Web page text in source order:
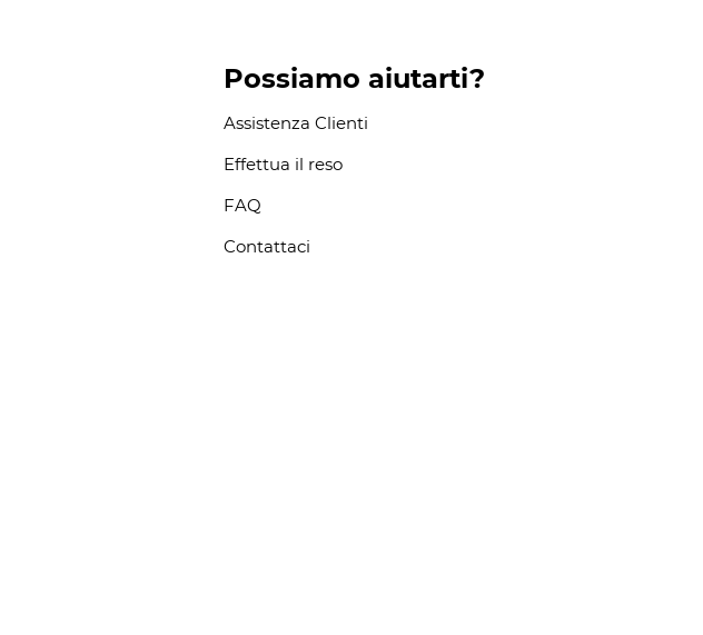
Possiamo aiutarti?
Assistenza Clienti
Effettua il reso
FAQ
Contattaci